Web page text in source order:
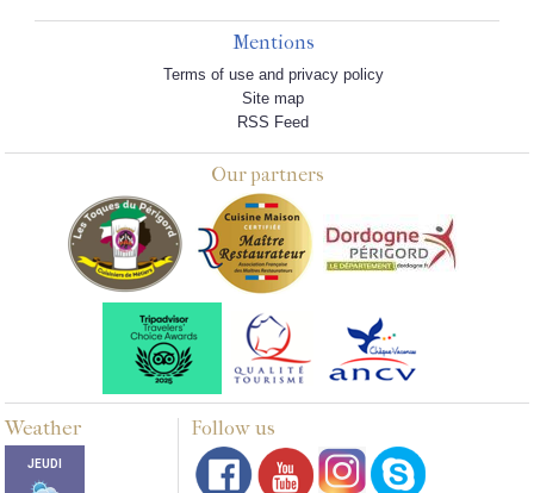
Mentions
Terms of use and privacy policy
Site map
RSS Feed
Our partners
Weather Follow us